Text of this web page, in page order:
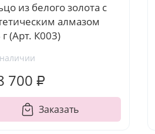
из белого золота с
алмазом
(Арт. К003)
700 ₽
Заказать